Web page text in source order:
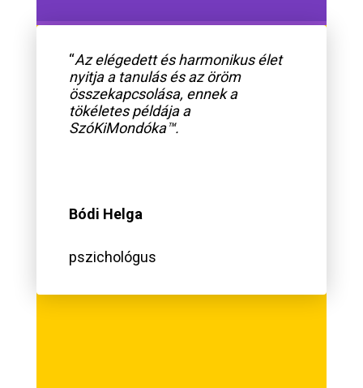
“Az elégedett és harmonikus élet
nyitja a tanulás és az öröm
összekapcsolása, ennek a
tökéletes példája a
SzóKiMondóka™.
Bódi Helga
pszichológus